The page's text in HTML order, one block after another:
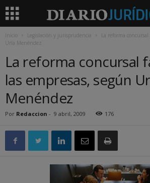
Inicio Legislación y jurisprudencia
La reforma
Uría Menéndez
La reforma concursal
las empresas, según
Menéndez
Por Redaccion - 9 abril, 2009 176